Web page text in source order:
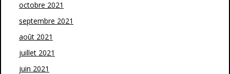
octobre 2021
septembre 2021
août 2021
juillet 2021
juin 2021